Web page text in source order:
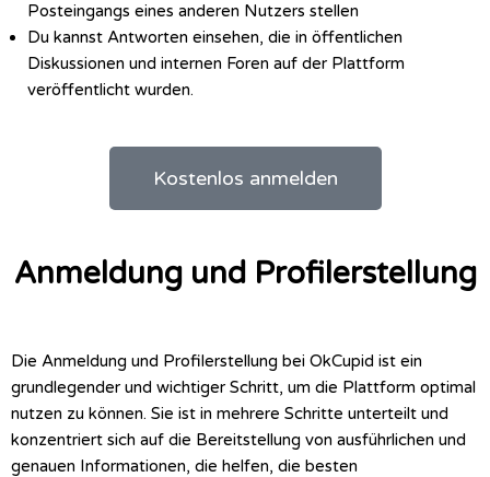
Posteingangs eines anderen Nutzers stellen
Du kannst Antworten einsehen, die in öffentlichen
Diskussionen und internen Foren auf der Plattform
veröffentlicht wurden.
Kostenlos anmelden
Anmeldung und Profilerstellung
Die Anmeldung und Profilerstellung bei OkCupid ist ein
grundlegender und wichtiger Schritt, um die Plattform optimal
nutzen zu können. Sie ist in mehrere Schritte unterteilt und
konzentriert sich auf die Bereitstellung von ausführlichen und
genauen Informationen, die helfen, die besten